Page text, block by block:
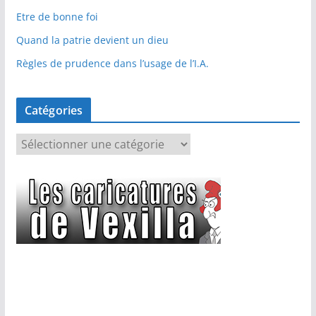
Etre de bonne foi
Quand la patrie devient un dieu
Règles de prudence dans l’usage de l’I.A.
Catégories
a
é
g
o
r